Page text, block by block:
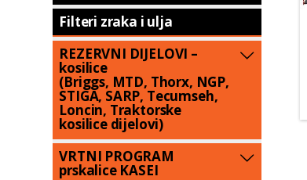
Filteri zraka i ulja
REZERVNI DIJELOVI –
kosilice
(Briggs, MTD, Thorx, NGP,
STIGA, SARP, Tecumseh,
Loncin, Traktorske
kosilice dijelovi)
VRTNI PROGRAM
prskalice KASEI